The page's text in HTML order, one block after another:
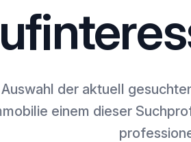
der aktuell
einem dieser